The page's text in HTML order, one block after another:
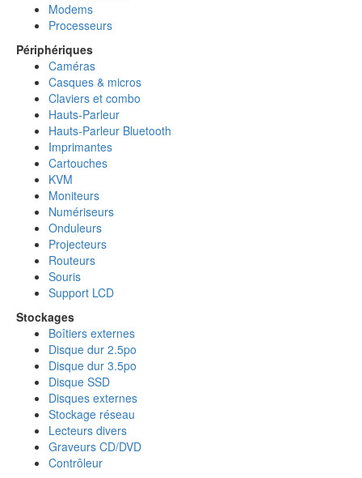
Modems
Processeurs
Périphériques
Caméras
Casques & micros
Claviers et combo
Hauts-Parleur
Hauts-Parleur Bluetooth
Imprimantes
Cartouches
KVM
Moniteurs
Numériseurs
Onduleurs
Projecteurs
Routeurs
Souris
Support LCD
Stockages
Boîtiers externes
Disque dur 2.5po
Disque dur 3.5po
Disque SSD
Disques externes
Stockage réseau
Lecteurs divers
Graveurs CD/DVD
Contrôleur